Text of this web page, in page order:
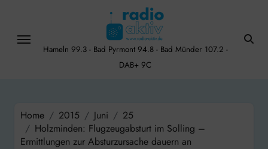
content
Hameln 99.3 - Bad Pyrmont 94.8 - Bad Münder 107.2 -
DAB+ 9C
Home 2015 Juni
25
Holzminden: Flugzeugabsturt im Solling –
Ermittlungen zur Absturzursache dauern an